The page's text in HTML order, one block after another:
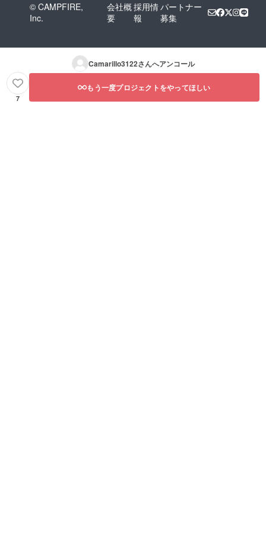
© CAMPFIRE,
Inc.
会社概
要
採用情
報
パートナー
募集
Camarillo3122さんへアンコール
7
もう一度プロジェクトをやってほしい